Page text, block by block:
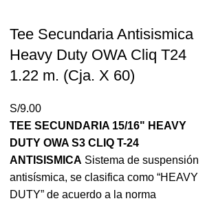
Tee Secundaria Antisismica
Heavy Duty OWA Cliq T24
1.22 m. (Cja. X 60)
S/9.00
TEE SECUNDARIA 15/16" HEAVY
DUTY OWA S3 CLIQ T-24
ANTISISMICA Sistema de suspensión
antisísmica, se clasifica como “HEAVY
DUTY” de acuerdo a la norma